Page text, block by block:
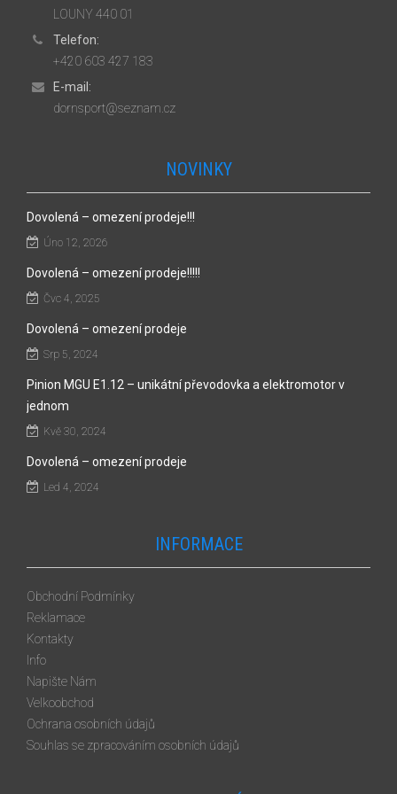
LOUNY 440 01
Telefon:
+420 603 427 183
E-mail:
dornsport@seznam.cz
NOVINKY
Dovolená – omezení prodeje!!!
Úno 12, 2026
Dovolená – omezení prodeje!!!!!
Čvc 4, 2025
Dovolená – omezení prodeje
Srp 5, 2024
Pinion MGU E1.12 – unikátní převodovka a elektromotor v
jednom
Kvě 30, 2024
Dovolená – omezení prodeje
Led 4, 2024
INFORMACE
Obchodní Podmínky
Reklamace
Kontakty
Info
Napište Nám
Velkoobchod
Ochrana osobních údajů
Souhlas se zpracováním osobních údajů